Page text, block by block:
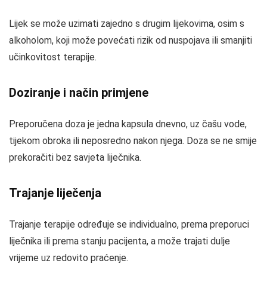
Lijek se može uzimati zajedno s drugim lijekovima, osim s
alkoholom, koji može povećati rizik od nuspojava ili smanjiti
učinkovitost terapije.
Doziranje i način primjene
Preporučena doza je jedna kapsula dnevno, uz čašu vode,
tijekom obroka ili neposredno nakon njega. Doza se ne smije
prekoračiti bez savjeta liječnika.
Trajanje liječenja
Trajanje terapije određuje se individualno, prema preporuci
liječnika ili prema stanju pacijenta, a može trajati dulje
vrijeme uz redovito praćenje.